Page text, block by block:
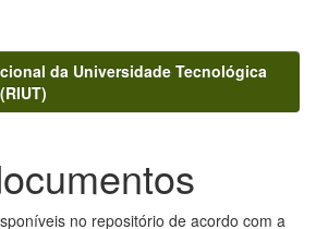
da Universidade Tecnológica
no repositório de acordo com a